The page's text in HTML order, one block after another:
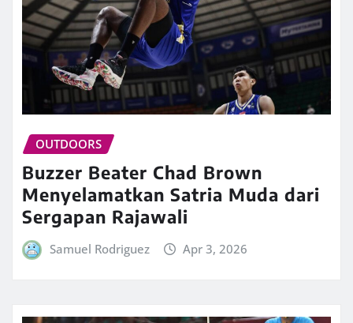
OUTDOORS
Buzzer Beater Chad Brown
Menyelamatkan Satria Muda dari
Sergapan Rajawali
Samuel Rodriguez Apr 3, 2026